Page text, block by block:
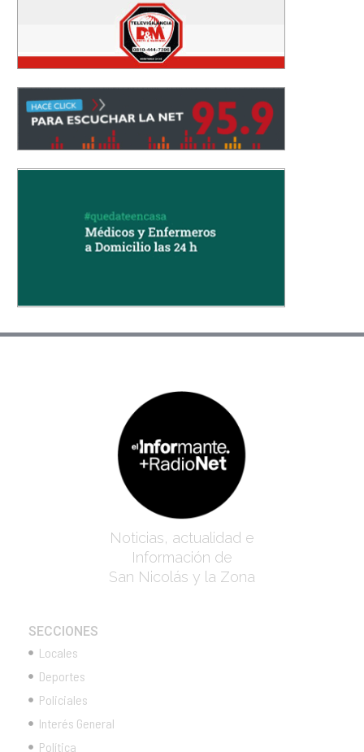
Noticias, actualidad e
Información de
San Nicolás y la Zona
SECCIONES
Locales
Deportes
Policiales
Interés General
Política